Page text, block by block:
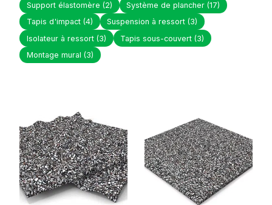
Support élastomère (2) Système de plancher(17)
Tapis d'impact (4) Suspension à ressort(3)
Isolateur à ressort (3) Tapis sous-couvert(3)
Montage mural (3)